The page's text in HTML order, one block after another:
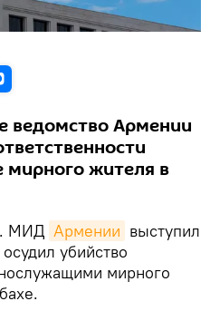
ведомство Армении
мирного жителя в
. МИД Армении выступил
убийство
мирного